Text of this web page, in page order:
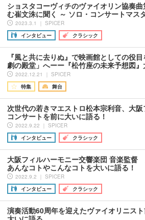
ショスタコーヴィチのヴァイオリン協奏
む崔文洙に聞く ～ ソロ・コンサートマス
2023.3.1 ｜ SPICER
インタビュー
クラシック
『風と共に去りぬ』で映画館としての役
劇の殿堂」へーー『松竹座の未来予想図
2022.12.21 ｜ SPICER
特集
舞台
次世代の若きマエストロ松本宗利音、大阪
コンサートを前に大いに語る！
2022.9.22 ｜ SPICER
インタビュー
クラシック
大阪フィルハーモニー交響楽団 音楽監督
あんなコトやこんなコトを大いに語る！
2022.9.2 ｜ SPICER
インタビュー
クラシック
演奏活動60周年を迎えたヴァイオリニスト